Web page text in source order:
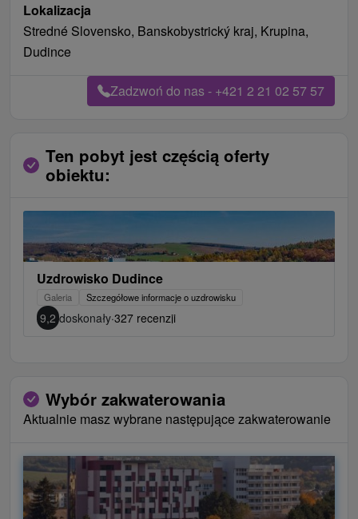
Lokalizacja
Stredné Slovensko, Banskobystrický kraj, Krupina,
Dudince
Zadzwoń do nas - +421 2 21 02 57 57
Ten pobyt jest częścią oferty
obiektu:
Uzdrowisko Dudince
Galeria Szczegółowe informacje o uzdrowisku
9,2 doskonały·327 recenzji
Wybór zakwaterowania
Aktualnie masz wybrane następujące zakwaterowanie